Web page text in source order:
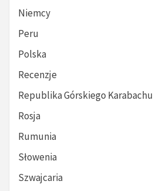
Niemcy
Peru
Polska
Recenzje
Republika Górskiego Karabachu
Rosja
Rumunia
Słowenia
Szwajcaria